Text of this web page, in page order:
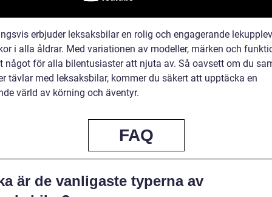
erbjuder leksaksbilar en rolig och engagerande
i alla åldrar. Med variationen av modeller, märken och
något för alla bilentusiaster att njuta av. Så oavsett om du
tävlar med leksaksbilar, kommer du säkert att upptäcka en
värld av körning och äventyr.
FAQ
är de vanligaste typerna av